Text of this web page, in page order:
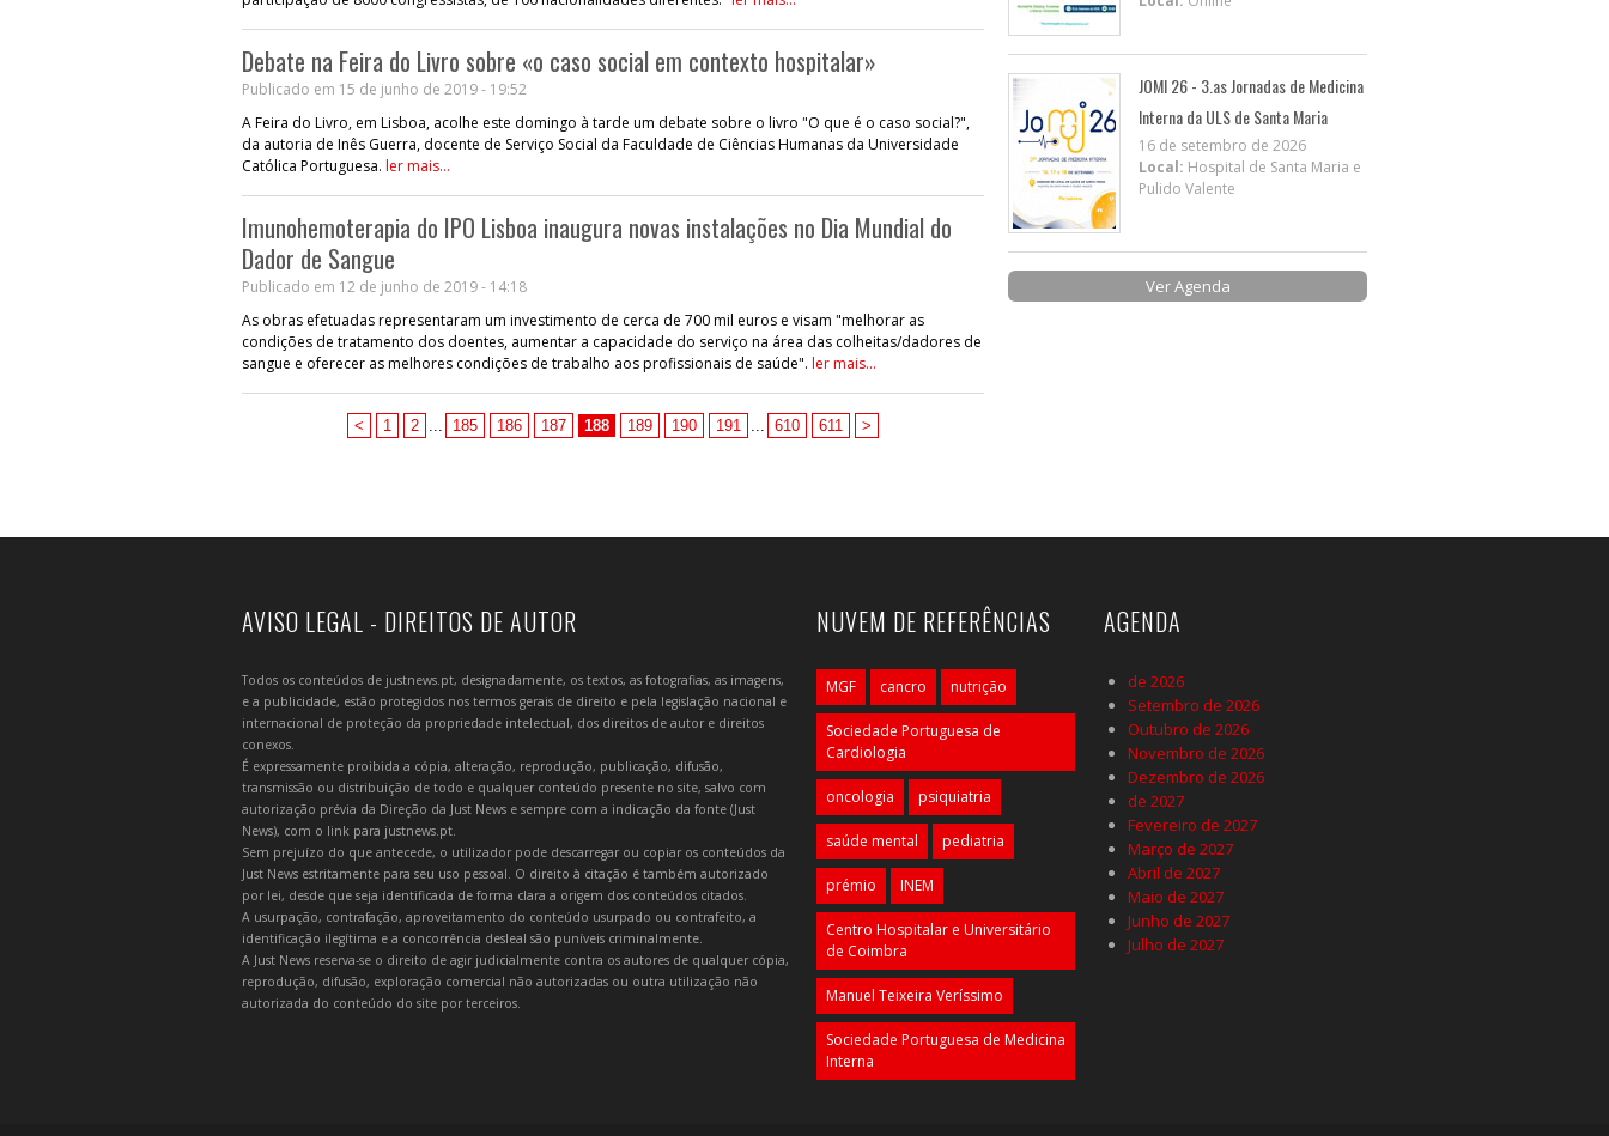
Debate na Feira do Livro sobre «o caso social em contexto hospitalar»
Publicado em 15 de junho de 2019 - 19:52
A Feira do Livro, em Lisboa, acolhe este domingo à tarde um debate sobre o livro "O que é o caso social?",
da autoria de Inês Guerra, docente de Serviço Social da Faculdade de Ciências Humanas da Universidade
Católica Portuguesa. ler mais...
Imunohemoterapia do IPO Lisboa inaugura novas instalações no Dia Mundial do
Dador de Sangue
Publicado em 12 de junho de 2019 - 14:18
As obras efetuadas representaram um investimento de cerca de 700 mil euros e visam "melhorar as
condições de tratamento dos doentes, aumentar a capacidade do serviço na área das colheitas/dadores de
sangue e oferecer as melhores condições de trabalho aos profissionais de saúde". ler mais...
< 1 2 185 186 187 188 189 190 191 610 611 >
JOMI 26 - 3.as Jornadas de Medicina
Interna da ULS de Santa Maria
16 de setembro de 2026
Local: Hospital de Santa Maria e
Pulido Valente
Ver Agenda
AVISO LEGAL - DIREITOS DE AUTOR
Todos os conteúdos de justnews.pt, designadamente, os textos, as fotografias, as imagens,
e a publicidade, estão protegidos nos termos gerais de direito e pela legislação nacional e
internacional de proteção da propriedade intelectual, dos direitos de autor e direitos
conexos.
É expressamente proibida a cópia, alteração, reprodução, publicação, difusão,
transmissão ou distribuição de todo e qualquer conteúdo presente no site, salvo com
autorização prévia da Direção da Just News e sempre com a indicação da fonte (Just
News), com o link para justnews.pt.
Sem prejuízo do que antecede, o utilizador pode descarregar ou copiar os conteúdos da
Just News estritamente para seu uso pessoal. O direito à citação é também autorizado
por lei, desde que seja identificada de forma clara a origem dos conteúdos citados.
A usurpação, contrafação, aproveitamento do conteúdo usurpado ou contrafeito, a
identificação ilegítima e a concorrência desleal são puníveis criminalmente.
A Just News reserva-se o direito de agir judicialmente contra os autores de qualquer cópia,
reprodução, difusão, exploração comercial não autorizadas ou outra utilização não
autorizada do conteúdo do site por terceiros.
NUVEM DE REFERÊNCIAS
MGF cancro nutrição
Sociedade Portuguesa de
Cardiologia
oncologia psiquiatria
saúde mental pediatria
prémio INEM
Centro Hospitalar e Universitário
de Coimbra
Manuel Teixeira Veríssimo
Sociedade Portuguesa de Medicina
Interna
AGENDA
de 2026
Setembro de 2026
Outubro de 2026
Novembro de 2026
Dezembro de 2026
de 2027
Fevereiro de 2027
Março de 2027
Abril de 2027
Maio de 2027
Junho de 2027
Julho de 2027